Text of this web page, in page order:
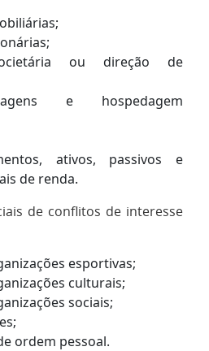
ou direção de
e hospedagem
ativos, passivos e
de renda.
de conflitos de interesse
esportivas;
culturais;
sociais;
ordem pessoal.